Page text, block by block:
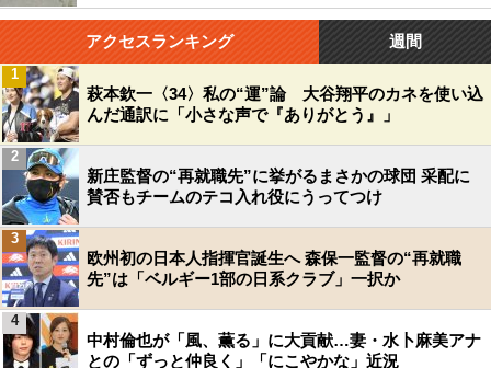
アクセスランキング 週間
萩本欽一〈34〉私の“運”論 大谷翔平のカネを使い込
んだ通訳に「小さな声で『ありがとう』」
1
新庄監督の“再就職先”に挙がるまさかの球団 采配に
賛否もチームのテコ入れ役にうってつけ
2
欧州初の日本人指揮官誕生へ 森保一監督の“再就職
先”は「ベルギー1部の日系クラブ」一択か
3
中村倫也が「風、薫る」に大貢献…妻・水卜麻美アナ
との「ずっと仲良く」「にこやかな」近況
4